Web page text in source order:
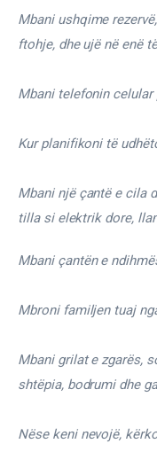
Mbani ushqime
ftohje, dhe ujë në enë
Mbani telefonin
Kur planifikoni të
Mbani një çantë e cila
tilla si elektrik dore,
Mbani çantën e
Mbroni familjen tuaj
Mbani grilat e zgarës,
shtëpia, bodrumi dhe
Nëse keni nevojë,